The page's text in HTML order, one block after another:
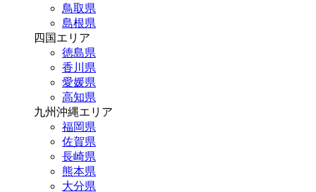
鳥取県
島根県
四国エリア
徳島県
香川県
愛媛県
高知県
九州沖縄エリア
福岡県
佐賀県
長崎県
熊本県
大分県